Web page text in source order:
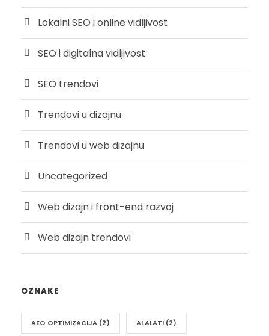
Lokalni SEO i online vidljivost
SEO i digitalna vidljivost
SEO trendovi
Trendovi u dizajnu
Trendovi u web dizajnu
Uncategorized
Web dizajn i front-end razvoj
Web dizajn trendovi
OZNAKE
AEO OPTIMIZACIJA (2) AI ALATI (2)